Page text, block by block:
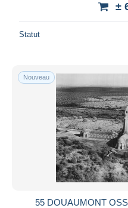
±
Statut
Nouveau
55 DOUAUMONT